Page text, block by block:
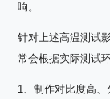
响。
针对上述高温测试
常会根据实际测试
1、制作对比度高、